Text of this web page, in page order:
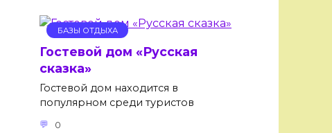
БАЗЫ ОТДЫХА
Гостевой дом «Русская
сказка»
Гостевой дом находится в
популярном среди туристов
0